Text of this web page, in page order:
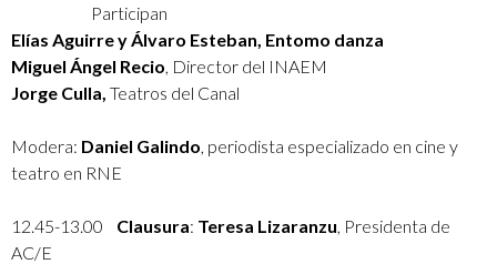
Participan
Elías Aguirre y Álvaro Esteban, Entomo danza
Miguel Ángel Recio , Director del INAEM
Jorge Culla, Teatros del Canal
Modera: Daniel Galindo , periodista especializado en cine y
teatro en RNE
12.45-13.00 Clausura: Teresa Lizaranzu , Presidenta de
AC/E